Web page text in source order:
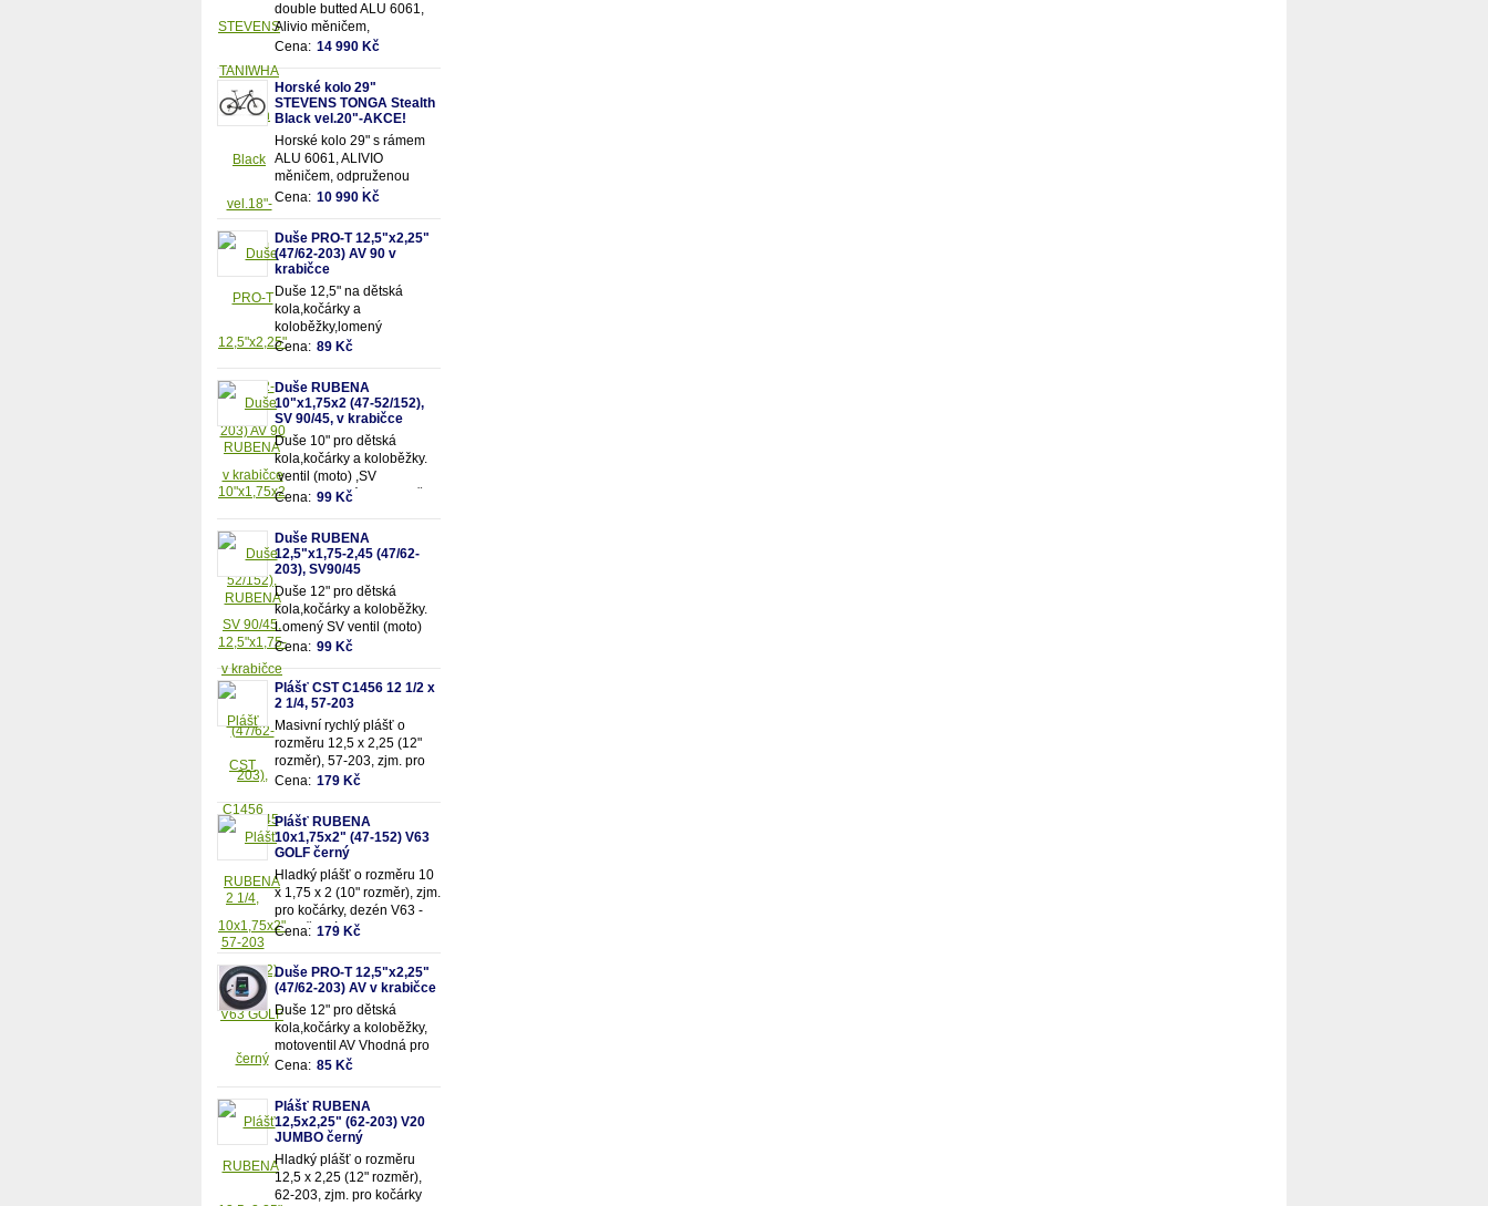
double butted ALU 6061,
Alivio měničem,
odpruženou olejovou vidlicí
SUNTOUR se zamykáním
a 18 převody
Cena: 14 990 Kč
Horské kolo 29"
STEVENS TONGA Stealth
Black vel.20"-AKCE!
Horské kolo 29" s rámem
ALU 6061, ALIVIO
měničem, odpruženou
olejovou vidlicí SUNTOUR
převody
Cena: 10 990 Kč
Duše PRO-T 12,5"x2,25"
(47/62-203) AV 90 v
krabičce
Duše 12,5" na dětská
kola,kočárky a
koloběžky,lomený
motoventil AV90 - pro
Vhodná pro rozměry pláště
12,5"x2,25" (resp.47/62-
203mm)
Cena: 89 Kč
Duše RUBENA
10"x1,75x2 (47-52/152),
SV 90/45, v krabičce
Duše 10" pro dětská
kola,kočárky a koloběžky.
ventil (moto) ,SV
90/90.Vhodná pro rozměry
52/152mm)
Cena: 99 Kč
Duše RUBENA
12,5"x1,75-2,45 (47/62-
203), SV90/45
Duše 12" pro dětská
kola,kočárky a koloběžky.
Lomený SV ventil (moto)
90/45. Vhodná pro rozměry
2,45 (resp. 47/62-203mm)
Cena: 99 Kč
Plášť CST C1456 12 1/2 x
2 1/4, 57-203
Masivní rychlý plášť o
rozměru 12,5 x 2,25 (12"
rozměr), 57-203, zjm. pro
kočárky popř. dětská kola
Cena: 179 Kč
Plášť RUBENA
10x1,75x2" (47-152) V63
GOLF černý
Hladký plášť o rozměru 10
x 1,75 x 2 (10" rozměr), zjm.
pro kočárky, dezén V63 -
Golf, černý.
Cena: 179 Kč
Duše PRO-T 12,5"x2,25"
(47/62-203) AV v krabičce
Duše 12" pro dětská
kola,kočárky a koloběžky,
motoventil AV Vhodná pro
rozměry pláště 12,5"x2,25"
Cena: 85 Kč
Plášť RUBENA
12,5x2,25" (62-203) V20
JUMBO černý
Hladký plášť o rozměru
12,5 x 2,25 (12" rozměr),
62-203, zjm. pro kočárky